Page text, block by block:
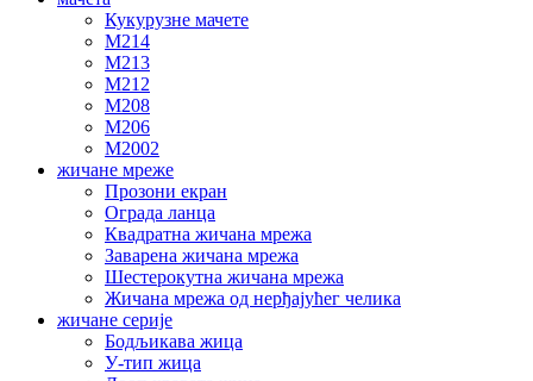
Кукурузне мачете
М214
М213
М212
М208
М206
М2002
жичане мреже
Прозони екран
Ограда ланца
Квадратна жичана мрежа
Заварена жичана мрежа
Шестерокутна жичана мрежа
Жичана мрежа од нерђајућег челика
жичане серије
Бодљикава жица
У-тип жица